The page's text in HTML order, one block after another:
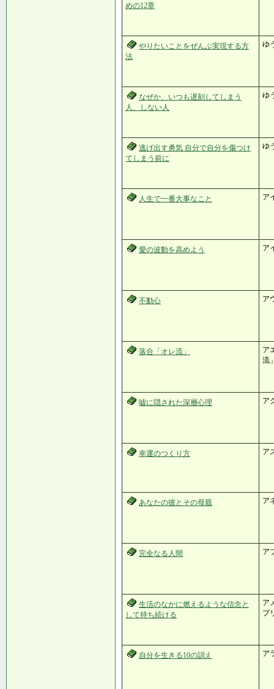
めの12章
やりたいことをぜんぶ実現する方
法
ゆ
なぜか、いつも遅刻してしまう
人、しない人
ゆ
逃げ出す勇気 自分で自分を傷つけ
てしまう前に
ゆ
人生で一番大事なこと ア
愛の波動を高めよう ア
不動心 ア
落合「オレ流」
ア
流
嘘に隠された深層心理 ア
幸運のつくり方 ア
あなたの彼とその母親 ア
完全なる人間 ア
生活のなかに燃えるような信念と
して持ち続ける
ア
プ
自分を生きる10の訓え ア